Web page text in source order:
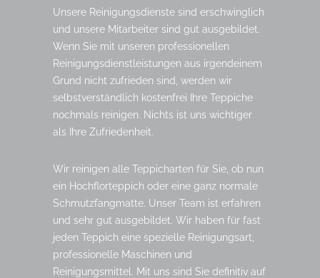
Unsere Reinigungsdienste sind erschwinglich
und unsere Mitarbeiter sind gut ausgebildet.
Wenn Sie mit unseren professionellen
Reinigungsdienstleistungen aus irgendeinem
Grund nicht zufrieden sind, werden wir
selbstverständlich kostenfrei Ihre Teppiche
nochmals reinigen. Nichts ist uns wichtiger
als Ihre Zufriedenheit.
Wir reinigen alle Teppicharten für Sie, ob nun
ein Hochflorteppich oder eine ganz normale
Schmutzfangmatte. Unser Team ist erfahren
und sehr gut ausgebildet. Wir haben für fast
jeden Teppich eine spezielle Reinigungsart,
professionelle Maschinen und
Reinigungsmittel. Mit uns sind Sie definitiv auf